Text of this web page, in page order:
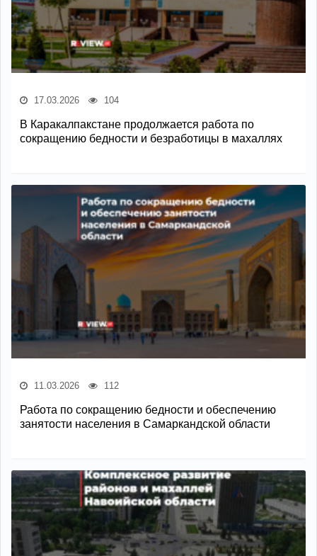
17.03.2026 104
В Каракалпакстане продолжается работа по
сокращению бедности и безработицы в махаллях
11.03.2026 112
Работа по сокращению бедности и обеспечению
занятости населения в Самаркандской области